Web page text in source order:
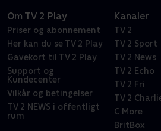
Om TV 2 Play
Priser og abonnement
Her kan du se TV 2 Play
Gavekort til TV 2 Play
Support og
Kundecenter
Vilkår og betingelser
TV 2 NEWS i offentligt
rum
Kanaler
TV 2
TV 2 Sport
TV 2 News
TV 2 Echo
TV 2 Fri
TV 2
C More
BritBox